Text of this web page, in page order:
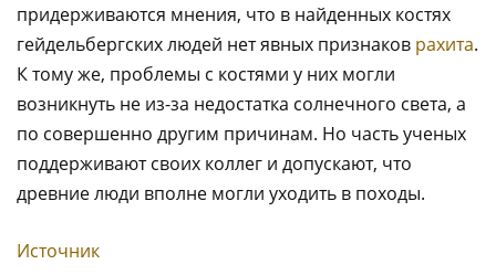
придерживаются мнения, что в найденных костях
гейдельбергских людей нет явных признаков рахита.
К тому же, проблемы с костями у них могли
возникнуть не из-за недостатка солнечного света, а
по совершенно другим причинам. Но часть ученых
поддерживают своих коллег и допускают, что
древние люди вполне могли уходить в походы.
Источник